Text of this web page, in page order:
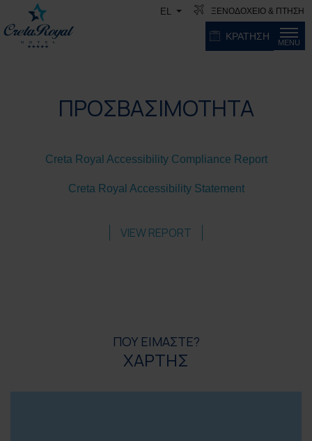
EL ΞΕΝΟΔΟΧΕΙΟ & ΠΤΗΣΗ
MENU
ΚΡΑΤΗΣΗ
ΠΡΟΣΒΑΣΙΜΟΤΗΤΑ
Creta Royal Accessibility Compliance Report
Creta Royal Accessibility Statement
VIEW REPORT
ΠΟΥ ΕΙΜΑΣΤΕ?
ΧΑΡΤΗΣ